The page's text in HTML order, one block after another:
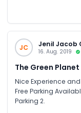
JC Jenil Jacob
16. Aug. 2019
The Green Planet
Nice Experience
Free Parking
Parking 2.